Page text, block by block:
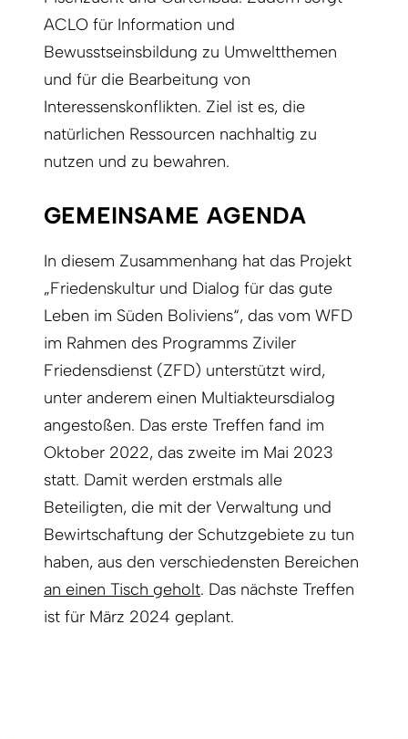
ACLO für Information und
Bewusstseinsbildung zu Umweltthemen
und für die Bearbeitung von
Interessenskonflikten. Ziel ist es, die
natürlichen Ressourcen nachhaltig zu
nutzen und zu bewahren.
GEMEINSAME AGENDA
In diesem Zusammenhang hat das Projekt
„Friedenskultur und Dialog für das gute
Leben im Süden Boliviens“, das vom WFD
im Rahmen des Programms Ziviler
Friedensdienst (ZFD) unterstützt wird,
unter anderem einen Multiakteursdialog
angestoßen. Das erste Treffen fand im
Oktober 2022, das zweite im Mai 2023
statt. Damit werden erstmals alle
Beteiligten, die mit der Verwaltung und
Bewirtschaftung der Schutzgebiete zu tun
haben, aus den verschiedensten Bereichen
an einen Tisch geholt. Das nächste Treffen
ist für März 2024 geplant.